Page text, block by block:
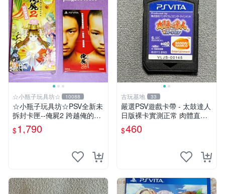
☆小瓶子玩具坊☆ 10088
☆小瓶子玩具坊☆PSV全新未
拆封卡匣--俺屍2 跨越俺的屍
體前進吧 限定版 (中文版)+特
典--漫畫特輯
$1,790
古玩基地 33
嚴選PSV遊戲卡帶 - 太鼓達人
日版裸卡實測正常 肉體直銷
Sony官方認證 太鼓達人 PSV
日版裸卡 測試無誤 PSV機專
$460